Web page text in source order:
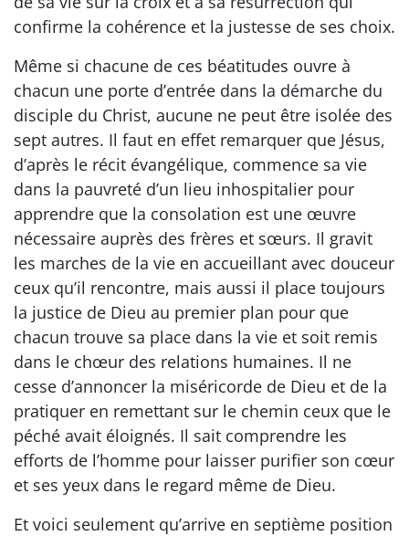
confirme la cohérence et la justesse de ses choix.
Même si chacune de ces béatitudes ouvre à
chacun une porte d’entrée dans la démarche du
disciple du Christ, aucune ne peut être isolée des
sept autres. Il faut en effet remarquer que Jésus,
d’après le récit évangélique, commence sa vie
dans la pauvreté d’un lieu inhospitalier pour
apprendre que la consolation est une œuvre
nécessaire auprès des frères et sœurs. Il gravit
les marches de la vie en accueillant avec douceur
ceux qu’il rencontre, mais aussi il place toujours
la justice de Dieu au premier plan pour que
chacun trouve sa place dans la vie et soit remis
dans le chœur des relations humaines. Il ne
cesse d’annoncer la miséricorde de Dieu et de la
pratiquer en remettant sur le chemin ceux que le
péché avait éloignés. Il sait comprendre les
efforts de l’homme pour laisser purifier son cœur
et ses yeux dans le regard même de Dieu.
Et voici seulement qu’arrive en septième position